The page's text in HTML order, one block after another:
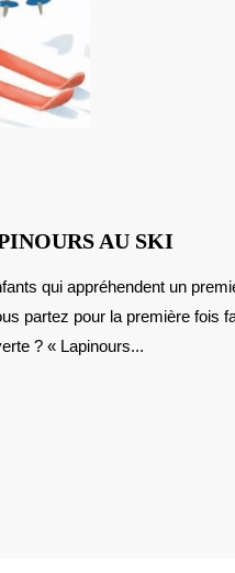
AU SKI
:
qui appréhendent un
partez pour la première fois
? « Lapinours...